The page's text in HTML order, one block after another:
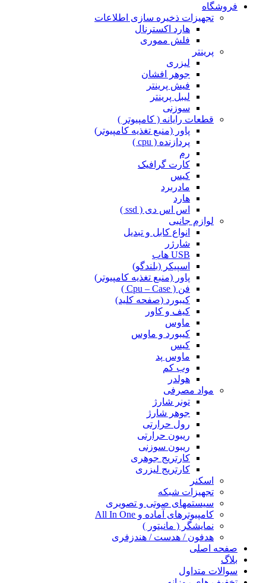
فروشگاه
تجهیزات ذخیره سازی اطلاعات
هارد اکسترنال
فلش مموری
پرینتر
لیزری
جوهر افشان
فیش پرینتر
لیبل پرینتر
سوزنی
قطعات رایانه ( کامپیوتر )
پاور (منبع تغذیه کامپیوتر)
پردازنده ( cpu )
رم
کارت گرافیک
کیس
مادربرد
هارد
اس اس دی ( ssd )
لوازم جانبی
انواع کابل و تبدیل
شارژر
USB هاب
اسپیکر (بلندگو)
پاور (منبع تغذیه کامپیوتر)
فن ( Cpu – Case )
کیبورد (صفحه کلید)
کیف و کاور
ماوس
کیبورد و ماوس
کیس
ماوس پد
وب کم
هولدر
مواد مصرفی
تونر شارژ
جوهر شارژ
رول حرارتی
ریبون حرارتی
ریبون سوزنی
کارتریج جوهری
کارتریج لیزری
اسکنر
تجهیزات شبکه
سیستمهای صوتی و تصویری
کامپیوترهای آماده و All In One
نمایشگر ( مانیتور )
هدفون / هدست / هندزفری
صفحه اصلی
بلاگ
سوالات متداول